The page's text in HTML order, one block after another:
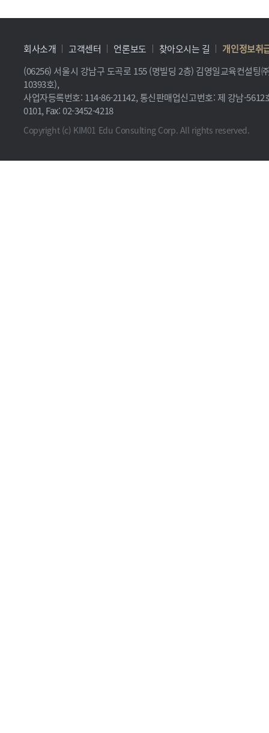
회사소개 고객센터 언론보도 찾아오시는 길
개인정보취
(06256) 서울시 강남구 도곡로 155 (명빌딩 2층) 김영일교육컨설팅
10393호),
사업자등록번호: 114-86-21142, 통신판매업신고번호: 제 강남-
0101, Fax: 02-3452-4218
Copyright (c) KIM01 Edu Consulting Corp. All rights reserved.